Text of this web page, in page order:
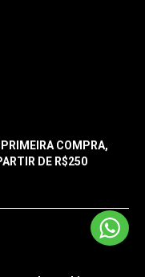
COMPRA,
DE R$250